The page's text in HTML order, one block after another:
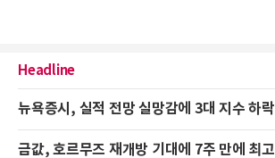
Headline
뉴욕증시, 실적 전망 실망감에 3대 지수 하락
금값, 호르무즈 재개방 기대에 7주 만에 최고